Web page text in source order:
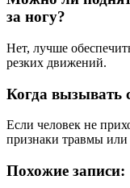
за ногу?
Нет, лучше
резких движений.
Когда вызывать
Если человек не
признаки травмы
Похожие записи: